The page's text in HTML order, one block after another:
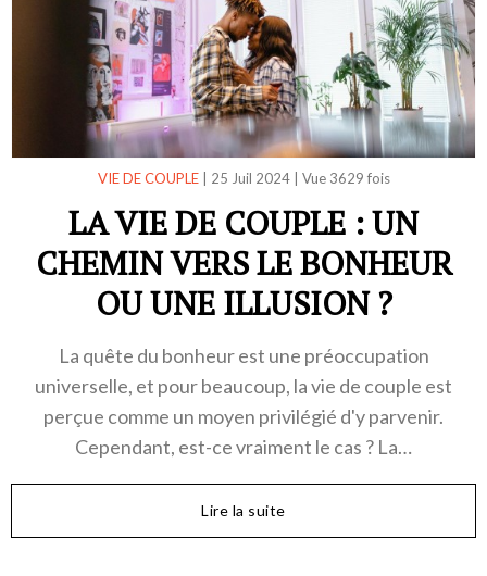
VIE DE COUPLE| 25 Juil 2024| Vue 3629 fois
LA VIE DE COUPLE : UN
CHEMIN VERS LE BONHEUR
OU UNE ILLUSION ?
La quête du bonheur est une préoccupation
universelle, et pour beaucoup, la vie de couple est
perçue comme un moyen privilégié d'y parvenir.
Cependant, est-ce vraiment le cas ? La…
Lire la suite